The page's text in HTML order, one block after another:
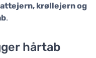
krøllejern og
.
hårtab